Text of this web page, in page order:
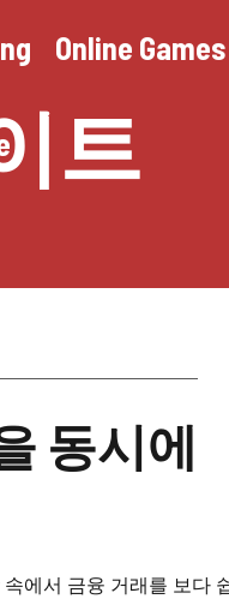
트
Online Games
동시에
에서 금융 거래를 보다